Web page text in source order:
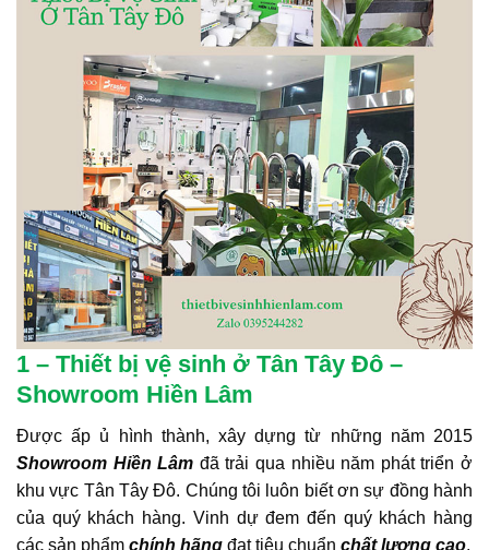
1 – Thiết bị vệ sinh ở Tân Tây Đô –
Showroom Hiền Lâm
Được ấp ủ hình thành, xây dựng từ những năm 2015
Showroom Hiền Lâm đã trải qua nhiều năm phát triển ở
khu vực Tân Tây Đô. Chúng tôi luôn biết ơn sự đồng hành
của quý khách hàng. Vinh dự đem đến quý khách hàng
các sản phẩm chính hãng đạt tiêu chuẩn chất lượng cao.